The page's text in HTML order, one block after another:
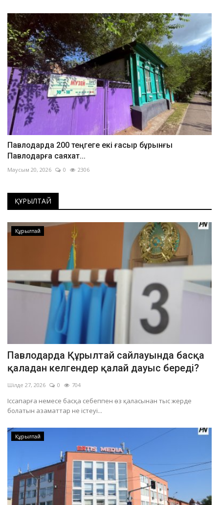
Павлодарда 200 теңгеге екі ғасыр бұрынғы
Павлодарға саяхат...
Маусым 20, 2026 0 2306
ҚҰРЫЛТАЙ
Құрылтай
Павлодарда Құрылтай сайлауында басқа
қаладан келгендер қалай дауыс береді?
Шілде 27, 2026 0 704
Іссапарға немесе басқа себеппен өз қаласынан тыс жерде
болатын азаматтар не істеуі...
Құрылтай